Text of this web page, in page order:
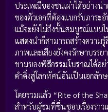
ประเพณีของชนเผ่าได้อย่างน่
ของตัวเอกที่ต้องแบกรับภาระ
แม้จะยังไม่ถึงขั้นสมบูรณ์แบบใ
แสดงนำก็สามารถสร้างความ
ภาพและเสียงยังคงรักษาบรร
ขามของพิธีกรรมโบราณได้อ
ดำดิ่งสู่โลกทัศน์อันเป็นเอกลักษ
โดยรวมแล้ว “Rite of the
สำหรับผู้ชมที่ชื่นชอบเรื่องราว